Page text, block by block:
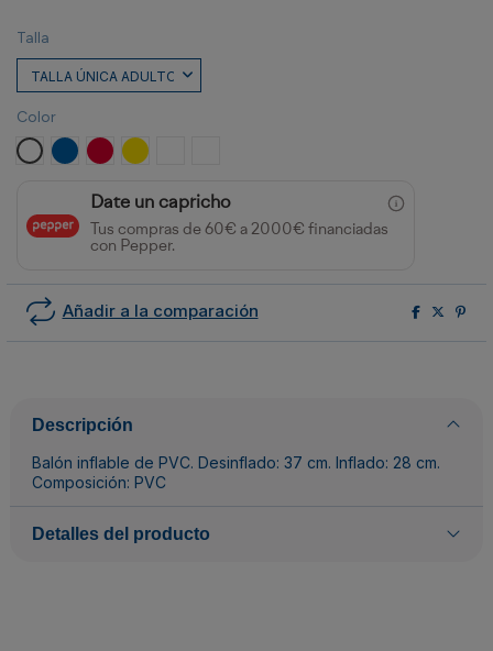
Talla
Color
BLANCOROYAL ROJO AMARILLO
Date un capricho
Tus compras de 60€ a 2000€ financiadas
con Pepper.
Añadir a la comparación
Descripción
Balón inflable de PVC. Desinflado: 37 cm. Inflado: 28 cm.
Composición: PVC
Detalles del producto